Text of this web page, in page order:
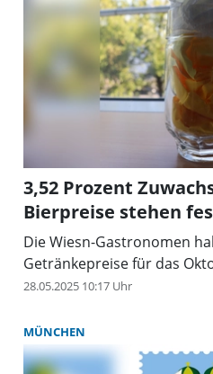
3,52 Prozent
Bierpreise stehen
Die Wiesn-Gastronomen
Getränkepreise für das
28.05.2025 10:17 Uhr
MÜNCHEN